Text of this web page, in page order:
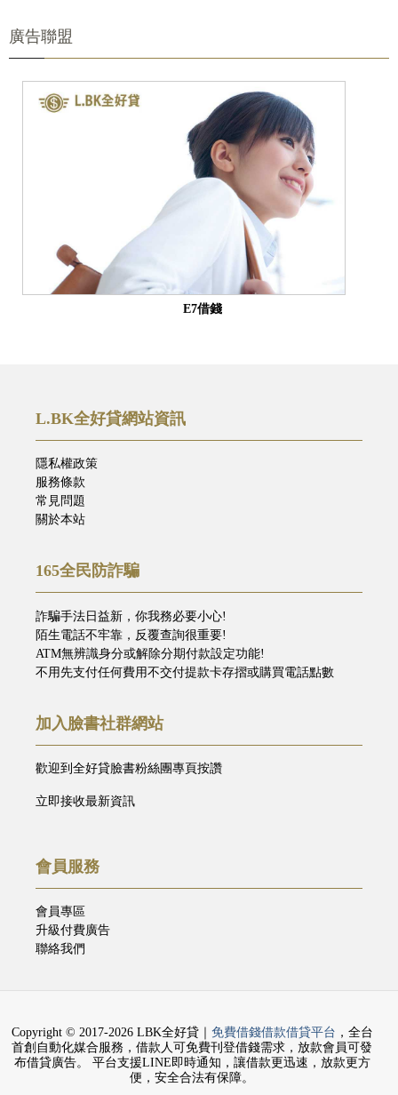
廣告聯盟
E7借錢
L.BK全好貸網站資訊
隱私權政策
服務條款
常見問題
關於本站
165全民防詐騙
詐騙手法日益新，你我務必要小心!
陌生電話不牢靠，反覆查詢很重要!
ATM無辨識身分或解除分期付款設定功能!
不用先支付任何費用不交付提款卡存摺或購買電話點數
加入臉書社群網站
歡迎到全好貸臉書粉絲團專頁按讚
立即接收最新資訊
會員服務
會員專區
升級付費廣告
聯絡我們
Copyright © 2017-2026 LBK全好貸｜ 免費借錢借款借貸平台 ，全台
首創自動化媒合服務，借款人可免費刊登借錢需求，放款會員可發
布借貸廣告。 平台支援LINE即時通知，讓借款更迅速，放款更方
便，安全合法有保障。